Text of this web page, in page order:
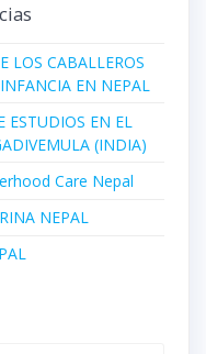
LOS CABALLEROS
EN NEPAL
ESTUDIOS EN EL
(INDIA)
Care Nepal
NEPAL